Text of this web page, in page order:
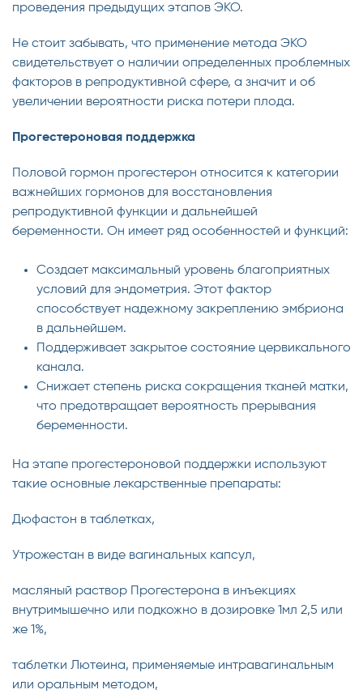
проведения предыдущих этапов ЭКО.
Не стоит забывать, что применение метода ЭКО
свидетельствует о наличии определенных проблемных
факторов в репродуктивной сфере, а значит и об
увеличении вероятности риска потери плода.
Прогестероновая поддержка
Половой гормон прогестерон относится к категории
важнейших гормонов для восстановления
репродуктивной функции и дальнейшей
беременности. Он имеет ряд особенностей и функций:
Создает максимальный уровень благоприятных
условий для эндометрия. Этот фактор
способствует надежному закреплению эмбриона
в дальнейшем.
Поддерживает закрытое состояние цервикального
канала.
Снижает степень риска сокращения тканей матки,
что предотвращает вероятность прерывания
беременности.
На этапе прогестероновой поддержки используют
такие основные лекарственные препараты:
Дюфастон в таблетках,
Утрожестан в виде вагинальных капсул,
масляный раствор Прогестерона в инъекциях
внутримышечно или подкожно в дозировке 1мл 2,5 или
же 1%,
таблетки Лютеина, применяемые интравагинальным
или оральным методом,